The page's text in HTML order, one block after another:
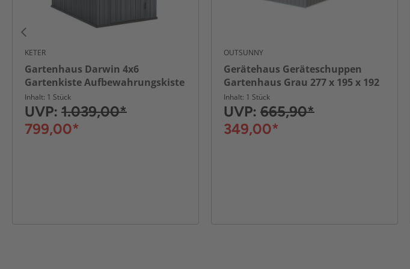
KETER
Gartenhaus Darwin 4x6
Gartenkiste Aufbewahrungskiste
Inhalt: 1 Stück
UVP: 1.039,00*
799,00*
OUTSUNNY
Gerätehaus Geräteschuppen
Gartenhaus Grau 277 x 195 x 192
cm
Inhalt: 1 Stück
UVP: 665,90*
349,00*